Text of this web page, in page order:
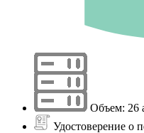
Объем: 26
Удостоверение о